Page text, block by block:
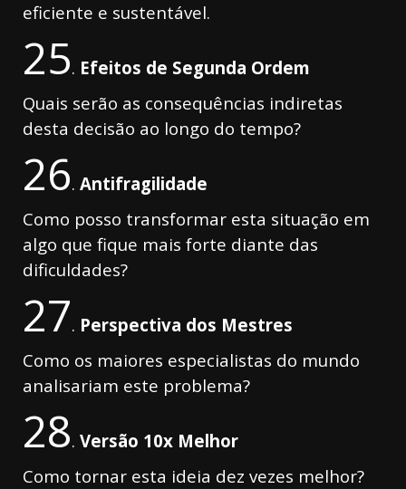
eficiente e sustentável.
25. Efeitos de Segunda Ordem
Quais serão as consequências indiretas
desta decisão ao longo do tempo?
26. Antifragilidade
Como posso transformar esta situação em
algo que fique mais forte diante das
dificuldades?
27. Perspectiva dos Mestres
Como os maiores especialistas do mundo
analisariam este problema?
28. Versão 10x Melhor
Como tornar esta ideia dez vezes melhor?